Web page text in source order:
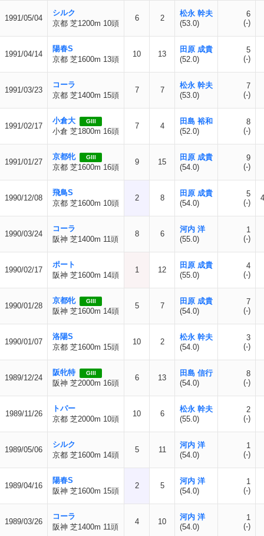
1991/05/04
シルク
京都 芝1200m 10頭
6 2
松永 幹夫
(53.0)
6
(-)
1991/04/14
陽春S
京都 芝1600m 13頭
10 13
田原 成貴
(52.0)
5
(-)
1991/03/23
コーラ
京都 芝1400m 15頭
7 7
松永 幹夫
(53.0)
7
(-)
1991/02/17
小倉大 GIII
小倉 芝1800m 16頭
7 4
田島 裕和
(52.0)
8
(-)
1991/01/27
京都牝 GIII
京都 芝1600m 16頭
9 15
田原 成貴
(54.0)
9
(-)
1990/12/08
飛鳥S
京都 芝1600m 10頭
2 8
田原 成貴
(54.0)
5
(-)
1990/03/24
コーラ
阪神 芝1400m 11頭
8 6
河内 洋
(55.0)
1
(-)
1990/02/17
ポート
阪神 芝1600m 14頭
1 12
田原 成貴
(55.0)
4
(-)
1990/01/28
京都牝 GIII
阪神 芝1600m 14頭
5 7
田原 成貴
(54.0)
7
(-)
1990/01/07
洛陽S
京都 芝1600m 15頭
10 2
松永 幹夫
(54.0)
3
(-)
1989/12/24
阪牝特 GIII
阪神 芝2000m 16頭
6 13
田島 信行
(54.0)
8
(-)
1989/11/26
トパー
京都 芝2000m 10頭
10 6
松永 幹夫
(55.0)
2
(-)
1989/05/06
シルク
京都 芝1600m 14頭
5 11
河内 洋
(54.0)
1
(-)
1989/04/16
陽春S
阪神 芝1600m 15頭
2 5
河内 洋
(54.0)
1
(-)
1989/03/26
コーラ
阪神 芝1400m 11頭
4 10
河内 洋
(54.0)
1
(-)